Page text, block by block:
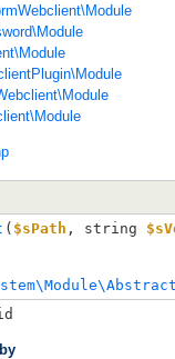
( $sPath , string